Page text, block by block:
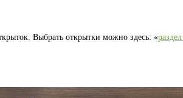
Выбрать открытки можно здесь: «